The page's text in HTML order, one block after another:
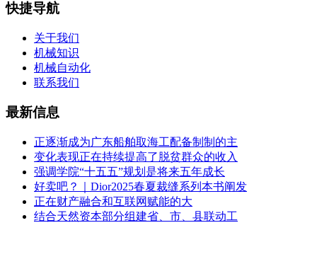
快捷导航
关于我们
机械知识
机械自动化
联系我们
最新信息
正逐渐成为广东船舶取海工配备制制的主
变化表现正在持续提高了脱贫群众的收入
强调学院“十五五”规划是将来五年成长
好卖吧？｜Dior2025春夏裁缝系列本书阐发
正在财产融合和互联网赋能的大
结合天然资本部分组建省、市、县联动工